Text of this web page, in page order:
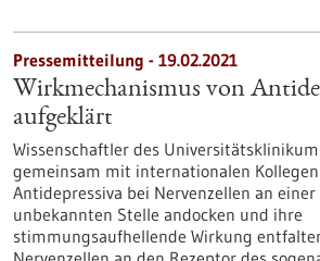
Pressemitteilung - 19.02.2021
Wirkmechanismus von
aufgeklärt
Wissenschaftler des
gemeinsam mit internationalen
Antidepressiva bei Nervenzellen an
unbekannten Stelle andocken und ihre
stimmungsaufhellende Wirkung